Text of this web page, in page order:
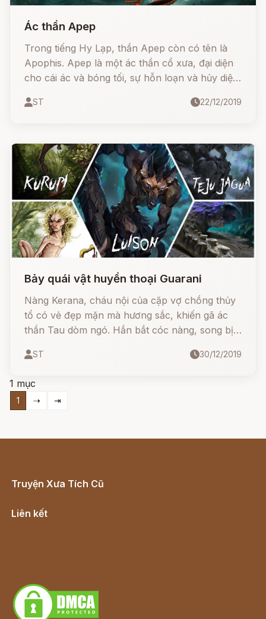
Ác thần Apep
Trong tiếng Hy Lạp, thần Apep còn có tên là
Apophis. Apep là một ác thần cổ xưa, đại diện
cho cái ác và bóng tối, sự hỗn loạn và hủy diệt,
Ra.ST 22/12/2019
Bảy quái vật huyền thoại Guarani
Nàng Kerana, cháu nội của cặp vợ chồng thủy
tổ có vẻ đẹp mặn mà hương sắc, khiến gã ác
thần Tau dòm ngó. Hắn bắt cóc nàng, song bị
và là đối thủ không đội trời chung của Tau,
đêm.
ST 30/12/2019
1 mục
1 ⇢ ⇥
Truyện Xưa Tích Cũ
Liên kết